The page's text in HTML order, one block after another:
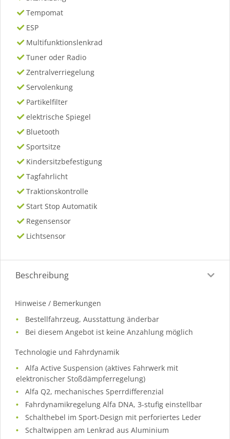
Tempomat
ESP
Multifunktionslenkrad
Tuner oder Radio
Zentralverriegelung
Servolenkung
Partikelfilter
elektrische Spiegel
Bluetooth
Sportsitze
Kindersitzbefestigung
Tagfahrlicht
Traktionskontrolle
Start Stop Automatik
Regensensor
Lichtsensor
Beschreibung
Hinweise / Bemerkungen
Bestellfahrzeug, Ausstattung änderbar
Bei diesem Angebot ist keine Anzahlung möglich
Technologie und Fahrdynamik
Alfa Active Suspension (aktives Fahrwerk mit
elektronischer Stoßdämpferregelung)
Alfa Q2, mechanisches Sperrdifferenzial
Fahrdynamikregelung Alfa DNA, 3-stufig einstellbar
Schalthebel im Sport-Design mit perforiertes Leder
Schaltwippen am Lenkrad aus Aluminium